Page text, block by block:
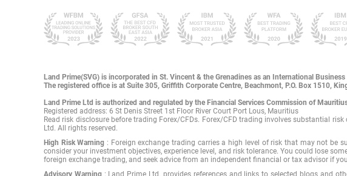
Land Prime(SVG) is incorporated in St. Vincent & the Grenadines as an International
The registered office is at Suite 305, Griffith Corporate Centre, Beachmont, P.O. Box 1510,
Land Prime Ltd is authorized and regulated by the Financial Services Commission of
Registered address: 6 St Denis Street 1st Floor River Court Port Lous, Mauritius
Read risk disclosure before trading Forex/CFDs. Forex/CFD trading involves substantial
Ltd. All rights reserved.
High Risk Warning : Foreign exchange trading carries a high level of risk that may not be
consider your investment objectives, experience level, and risk tolerance. You could lose
foreign exchange trading, and seek advice from an independent financial or tax advisor if
Advisory Warning: Land Prime Ltd. provides references and links to selected blogs and